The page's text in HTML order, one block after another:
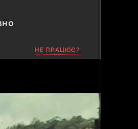
НЕ ПРАЦЮЄ?